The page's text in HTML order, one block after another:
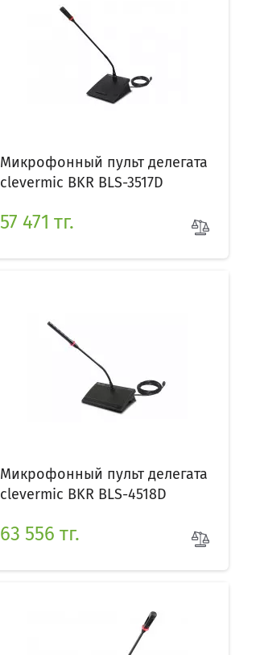
Микрофонный пульт делегата
clevermic BKR BLS-3517D
57 471 тг.
Микрофонный пульт делегата
clevermic BKR BLS-4518D
63 556 тг.